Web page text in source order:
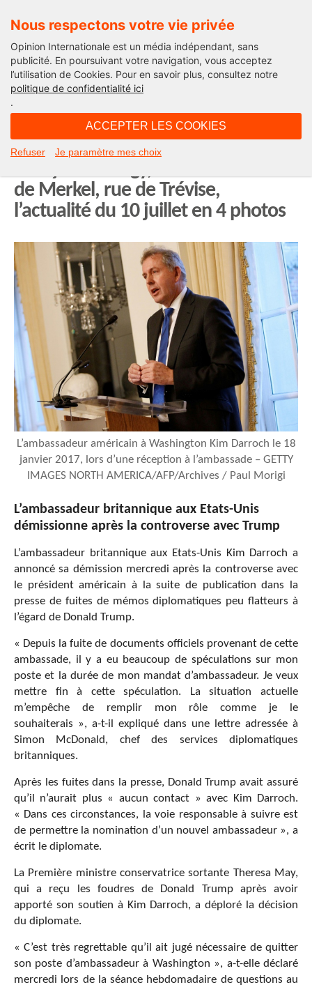
Nous respectons votre vie privée
Opinion Internationale est un média indépendant, sans
publicité. En poursuivant votre navigation, vous acceptez
l’utilisation de Cookies. Pour en savoir plus, consultez notre
politique de confidentialité ici
.
ACCEPTER LES COOKIES
Refuser Je paramètre mes choix
Actualité
Relations anglo-américaines,
de Merkel, rue de Trévise,
l’actualité du 10 juillet en 4 photos
L’ambassadeur américain à Washington Kim Darroch le 18
janvier 2017, lors d’une réception à l’ambassade – GETTY
IMAGES NORTH AMERICA/AFP/Archives / Paul Morigi
L’ambassadeur britannique aux Etats-Unis
démissionne après la controverse avec Trump
L’ambassadeur britannique aux Etats-Unis Kim Darroch a
annoncé sa démission mercredi après la controverse avec
le président américain à la suite de publication dans la
presse de fuites de mémos diplomatiques peu flatteurs à
l’égard de Donald Trump.
« Depuis la fuite de documents officiels provenant de cette
ambassade, il y a eu beaucoup de spéculations sur mon
poste et la durée de mon mandat d’ambassadeur. Je veux
mettre fin à cette spéculation. La situation actuelle
m’empêche de remplir mon rôle comme je le
souhaiterais », a-t-il expliqué dans une lettre adressée à
Simon McDonald, chef des services diplomatiques
britanniques.
Après les fuites dans la presse, Donald Trump avait assuré
qu’il n’aurait plus « aucun contact » avec Kim Darroch.
« Dans ces circonstances, la voie responsable à suivre est
de permettre la nomination d’un nouvel ambassadeur », a
écrit le diplomate.
La Première ministre conservatrice sortante Theresa May,
qui a reçu les foudres de Donald Trump après avoir
apporté son soutien à Kim Darroch, a déploré la décision
du diplomate.
« C’est très regrettable qu’il ait jugé nécessaire de quitter
son poste d’ambassadeur à Washington », a-t-elle déclaré
mercredi lors de la séance hebdomadaire de questions au